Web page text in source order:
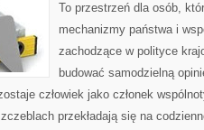
To przestrzeń dla osób,
mechanizmy państwa i
zachodzące w polityce
budować samodzielną
człowiek jako członek
przekładają się na